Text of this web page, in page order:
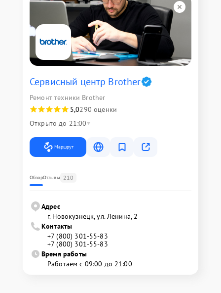
Сервисный центр Brother
Ремонт техники Brother
5,0290 оценки
Открыто до 21:00
Маршрут
ОбзорОтзывы 210
Адрес
г. Новокузнецк, ул. Ленина, 2
Контакты
+7 (800) 301-55-83
+7 (800) 301-55-83
Время работы
Работаем с 09:00 до 21:00